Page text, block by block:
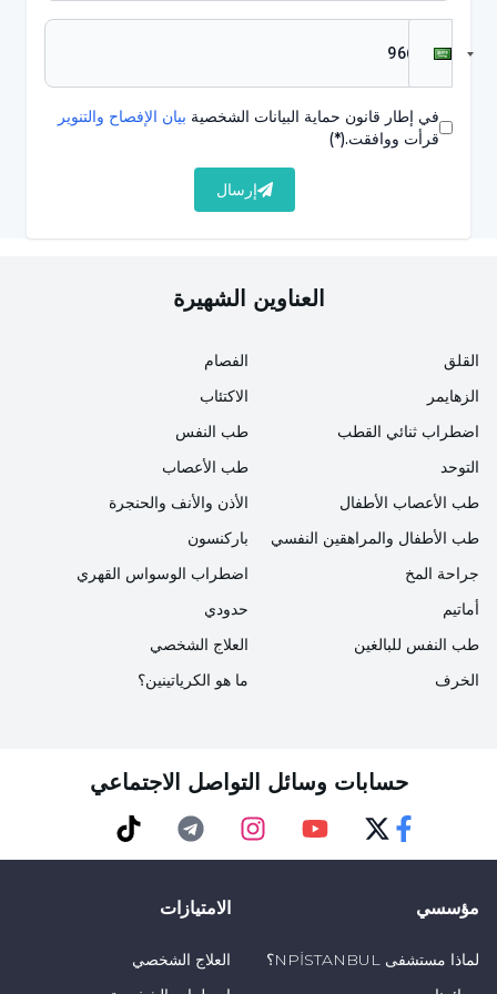
أول أكسيد الكربون، تحدث الأعراض التالية;
الصداع
صعوبة في الشهيق والزفير
ضعف في تناسق العضلات
عدم وضوح الرؤية أو فقدان البصر
صعوبة في التبرز واحتباس البول
الغيبوبة
الكربون؟
يمكن أن يكون هذا
حالة خطرة خاصة بالنسبة
المعرضين للخطر على النحو التالي;
ضباط شرطة المرور
في إطار قانون حماية البيانات الشخصية بيان الإفصاح والتنوير
قرأت ووافقت.(*)
إرسال
العناوين الشهيرة
القلق
الزهايمر
اضطراب ثنائي القطب
التوحد
طب الأعصاب الأطفال
الفصام
الاكتئاب
طب النفس
طب الأعصاب
الأذن والأنف والحنجرة
طب الأطفال والمراهقين النفسي
جراحة المخ
أماتيم
طب النفس للبالغين
الخرف
باركنسون
اضطراب الوسواس القهري
حدودي
العلاج الشخصي
ما هو الكرياتينين؟
حسابات وسائل التواصل الاجتماعي
مؤسسي
لماذا مستشفى NPİSTANBUL؟
الامتيازات
العلاج الشخصي